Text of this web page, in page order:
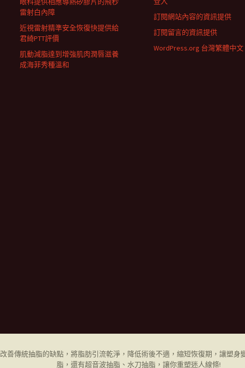
雷射白內障
近視雷射精準安全恢復快提供給
君綺PTT評價
肌動減脂達到增強肌肉潤唇滋養
成海菲秀種溫和
訂閱網站內容的資訊提供
訂閱留言的資訊提供
WordPress.org 台灣繁體中文
善傳統抽脂的缺點，將脂肪引流乾淨，降低術後不適，縮短恢復期，讓塑
脂，還有超音波抽脂、水刀抽脂，讓你重塑迷人線條!